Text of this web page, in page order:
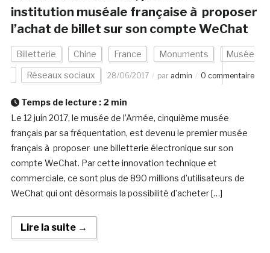
institution muséale française à proposer
l’achat de billet sur son compte WeChat
Billetterie Chine France Monuments Musée
Réseaux sociaux 28/06/2017 par admin 0 commentaire
Temps de lecture : 2 min
Le 12 juin 2017, le musée de l’Armée, cinquième musée
français par sa fréquentation, est devenu le premier musée
français à proposer une billetterie électronique sur son
compte WeChat. Par cette innovation technique et
commerciale, ce sont plus de 890 millions d’utilisateurs de
WeChat qui ont désormais la possibilité d’acheter […]
Lire la suite →